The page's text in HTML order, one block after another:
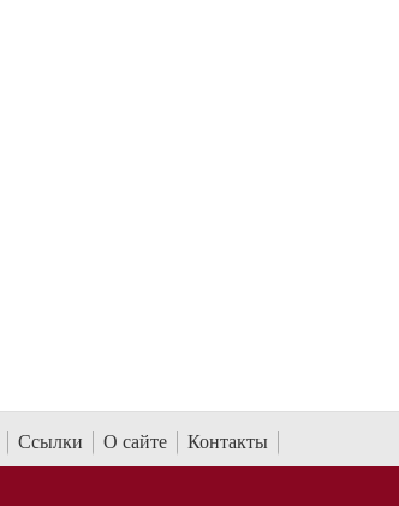
Ссылки О сайте Контакты